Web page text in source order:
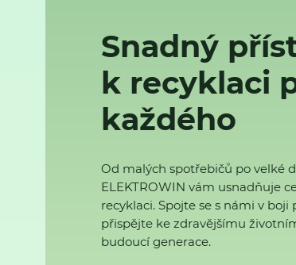
Snadný
k recyklaci
každého
Od malých spotřebičů po velké
ELEKTROWIN vám usnadňuje
recyklaci. Spojte se s námi v
přispějte ke zdravějšímu
budoucí generace.